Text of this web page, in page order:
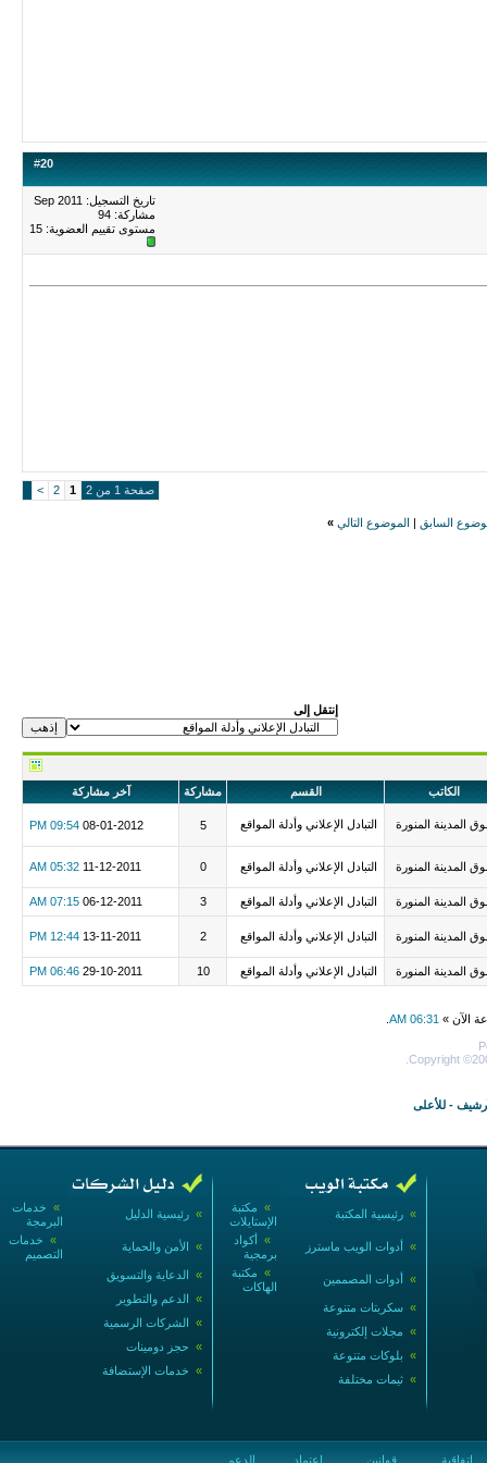
#20
تاريخ التسجيل: Sep 2011
مشاركة: 94
مستوى تقييم العضوية: 15
صفحة 1 من 2 1
2
>
السابق الموضوع التالي »
إنتقل إلى
الكاتب القسم مشاركة آخر مشاركة
المدينة المنورة التبادل الإعلاني وأدلة المواقع 5
08-01-2012
09:54 PM
المدينة المنورة التبادل الإعلاني وأدلة المواقع 0
11-12-2011
05:32 AM
المدينة المنورة التبادل الإعلاني وأدلة المواقع 3
06-12-2011
07:15 AM
المدينة المنورة التبادل الإعلاني وأدلة المواقع 2
13-11-2011
12:44 PM
المدينة المنورة التبادل الإعلاني وأدلة المواقع 10
29-10-2011
06:46 PM
الآن » 06:31 AM
Copyright
- للأعلى
» خدمات
البرمجة
» رئيسية الدليل
» خدمات
التصميم
» الأمن والحماية
» الدعاية والتسويق
» الدعم والتطوير
» الشركات الرسمية
» حجز دومينات
» خدمات الإستضافة
» مكتبة
الإستايلات
» رئيسية المكتبة
» أكواد
برمجية
» أدوات الويب ماسترز
» مكتبة
الهاكات
» أدوات المصممين
» سكربتات متنوعة
» مجلات إلكترونية
» بلوكات متنوعة
» ثيمات مختلفة